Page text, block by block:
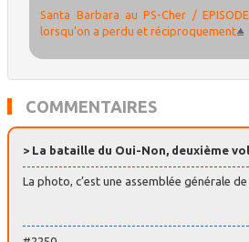
Santa Barbara au PS-Cher /
lorsqu’on a perdu et réciproquement
COMMENTAIRES
> La bataille du Oui-Non, deuxième
La photo, c’est une assemblée générale